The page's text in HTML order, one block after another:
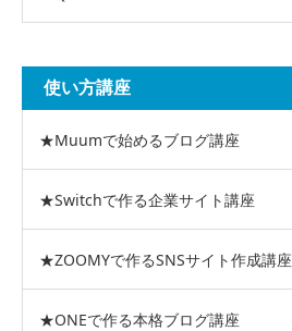
使い方講座
★Muumで始めるブログ講座
★Switchで作る企業サイト講座
★ZOOMYで作るSNSサイト作成講座
★ONEで作る本格ブログ講座